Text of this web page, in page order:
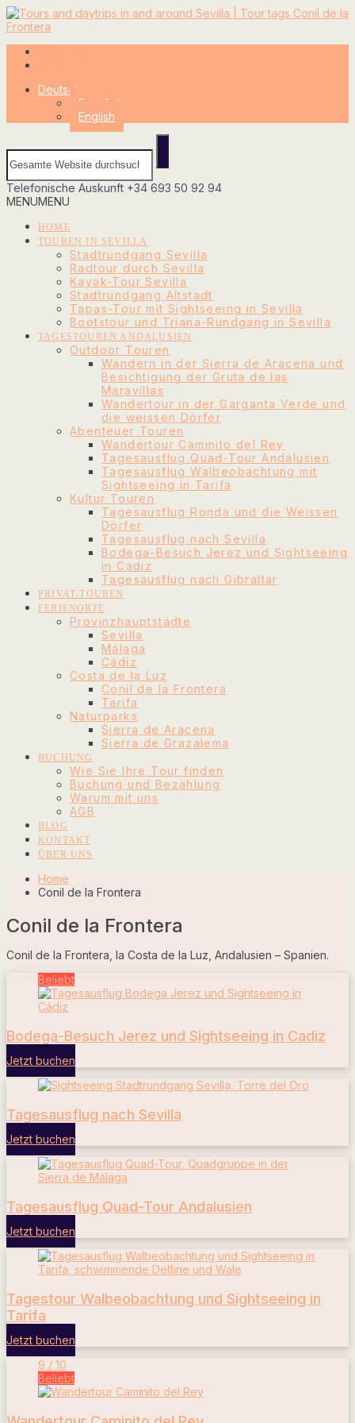
Deutsch
Español
English
Telefonische Auskunft +34 693 50 92 94
MENUMENU
HOME
TOUREN IN SEVILLA
Stadtrundgang Sevilla
Radtour durch Sevilla
Kayak-Tour Sevilla
Stadtrundgang Altstadt
Tapas-Tour mit Sightseeing in Sevilla
Bootstour und Triana-Rundgang in Sevilla
TAGESTOUREN ANDALUSIEN
Outdoor Touren
Wandern in der Sierra de Aracena und
Besichtigung der Gruta de las
Maravillas
Wandertour in der Garganta Verde und
die weissen Dörfer
Abenteuer Touren
Wandertour Caminito del Rey
Tagesausflug Quad-Tour Andalusien
Tagesausflug Walbeobachtung mit
Sightseeing in Tarifa
Kultur Touren
Tagesausflug Ronda und die Weissen
Dörfer
Tagesausflug nach Sevilla
Bodega-Besuch Jerez und Sightseeing
in Cadiz
Tagesausflug nach Gibraltar
PRIVAT-TOUREN
FERIENORTE
Provinzhauptstädte
Sevilla
Málaga
Cádiz
Costa de la Luz
Conil de la Frontera
Tarifa
Naturparks
Sierra de Aracena
Sierra de Grazalema
BUCHUNG
Wie Sie Ihre Tour finden
Buchung und Bezahlung
Warum mit uns
AGB
BLOG
KONTAKT
ÜBER UNS
Home
Conil de la Frontera
Conil de la Frontera
Conil de la Frontera, la Costa de la Luz, Andalusien – Spanien.
Beliebt
Bodega-Besuch Jerez und Sightseeing in Cadiz
Jetzt buchen
Tagesausflug nach Sevilla
Jetzt buchen
Tagesausflug Quad-Tour Andalusien
Jetzt buchen
Tagestour Walbeobachtung und Sightseeing in
Tarifa
Jetzt buchen
9 / 10
Beliebt